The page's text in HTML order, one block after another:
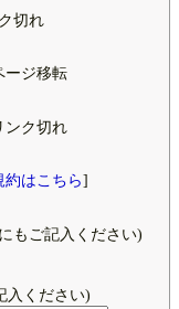
切れ
ージ移転
ンク切れ
約はこちら
もご記入ください)
入ください)